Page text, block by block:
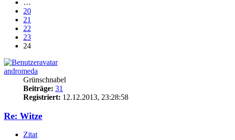
…
20
21
22
23
24
andromeda
Grünschnabel
Beiträge: 31
Registriert: 12.12.2013, 23:28:58
Re: Witze
Zitat